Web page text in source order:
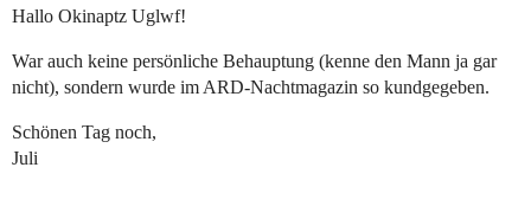
Hallo Okinaptz Uglwf!
War auch keine persönliche Behauptung (kenne den Mann ja gar
nicht), sondern wurde im ARD-Nachtmagazin so kundgegeben.
Schönen Tag noch,
Juli